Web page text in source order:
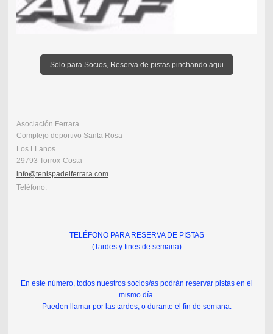
Solo para Socios, Reserva de pistas pinchando aqui
Asociación Ferrara
Complejo deportivo Santa Rosa
Los LLanos
29793 Torrox-Costa
info@tenispadelferrara.com
Teléfono:
TELÉFONO PARA RESERVA DE PISTAS
(Tardes y fines de semana)
En este número, todos nuestros socios/as podrán reservar pistas en el
mismo día.
Pueden llamar por las tardes, o durante el fin de semana.